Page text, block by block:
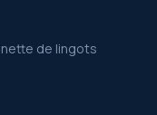
de lingots